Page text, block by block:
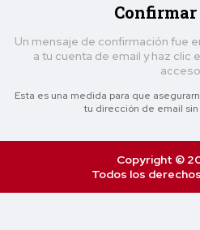
Un mensaje de confirmación fue
a tu cuenta de email y haz clic
acceso.
Esta es una medida para que
tu dirección de email
Copyright ©
Todos los